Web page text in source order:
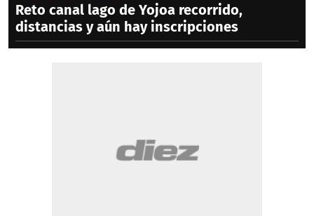
Reto canal lago de Yojoa recorrido,
distancias y aún hay inscripciones